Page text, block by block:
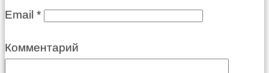
Email *
Комментарий